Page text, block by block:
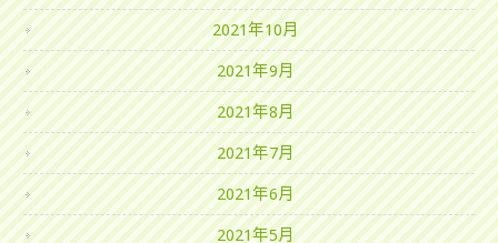
2021年10月
2021年9月
2021年8月
2021年7月
2021年6月
2021年5月